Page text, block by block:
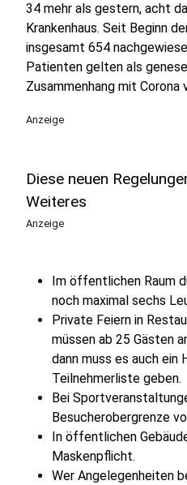
34 mehr als gestern, acht
Krankenhaus. Seit Beginn
insgesamt 654
Patienten gelten als
Zusammenhang mit Corona
Anzeige
Diese neuen
Weiteres
Anzeige
Im öffentlichen Raum
noch maximal sechs
Private Feiern in
müssen ab 25 Gästen
dann muss es auch ein
Teilnehmerliste geben.
Bei
Besucherobergrenze
In öffentlichen
Maskenpflicht.
Wer Angelegenheiten